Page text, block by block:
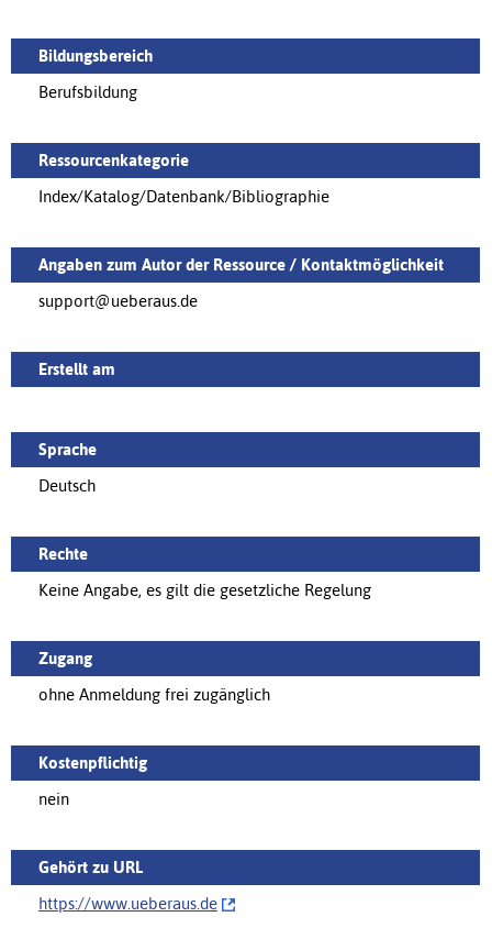
Bildungsbereich
Berufsbildung
Ressourcenkategorie
Index/Katalog/Datenbank/Bibliographie
Angaben zum Autor der Ressource / Kontaktmöglichkeit
support@ueberaus.de
Erstellt am
Sprache
Deutsch
Rechte
Keine Angabe, es gilt die gesetzliche Regelung
Zugang
ohne Anmeldung frei zugänglich
Kostenpflichtig
nein
Gehört zu URL
https://‌www.ueberaus.de